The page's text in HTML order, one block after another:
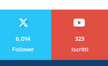
6,014
Follower
323
Iscritti